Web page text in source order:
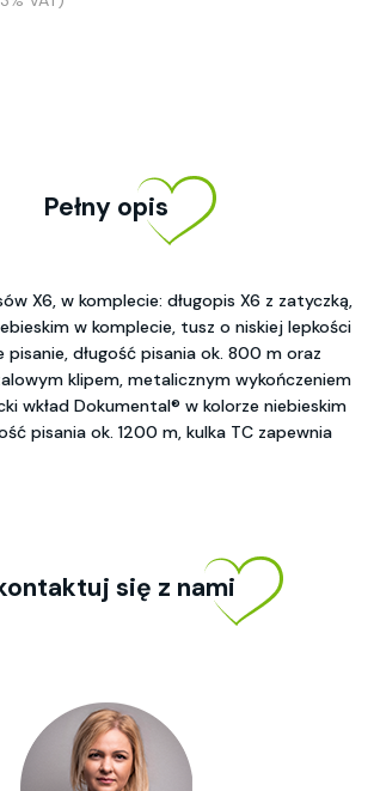
Pełny opis
X6, w komplecie: długopis X6 z zatyczką,
w komplecie, tusz o niskiej lepkości
pisanie, długość pisania ok. 800 m oraz
klipem, metalicznym wykończeniem
wkład Dokumental® w kolorze niebieskim
pisania ok. 1200 m, kulka TC zapewnia
się z nami